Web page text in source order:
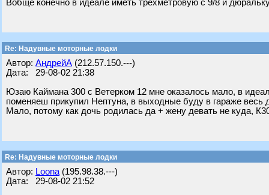
Вобще конечно в идеале иметь трехметровую с 9/8 и
Re: Надувные моторные лодки
Автор: АндрейА (212.57.150.---)
Дата: 29-08-02 21:38
Юзаю Каймана 300 с Ветерком 12 мне оказалось мало, в
поменяеш прикупил Нептуна, в выходные буду в гараже весь
Мало, потому как дочь родилась да + жену девать не куда,
Re: Надувные моторные лодки
Автор: Loona (195.98.38.---)
Дата: 29-08-02 21:52